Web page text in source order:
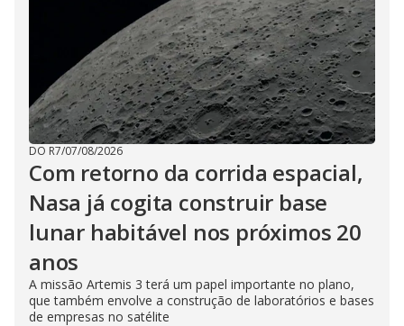
DO R7/07/08/2026
Com retorno da corrida espacial,
Nasa já cogita construir base
lunar habitável nos próximos 20
anos
A missão Artemis 3 terá um papel importante no plano,
que também envolve a construção de laboratórios e bases
de empresas no satélite